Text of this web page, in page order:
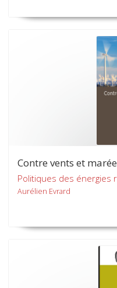
Contre vents et
Politiques des énergies
Aurélien Evrard